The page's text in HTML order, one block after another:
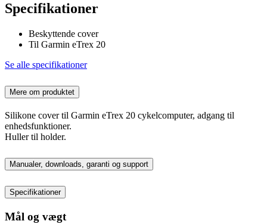
Specifikationer
Beskyttende cover
Til Garmin eTrex 20
Se alle specifikationer
Mere om produktet
Silikone cover til Garmin eTrex 20 cykelcomputer, adgang til
enhedsfunktioner.
Huller til holder.
Manualer, downloads, garanti og support
Specifikationer
Mål og vægt